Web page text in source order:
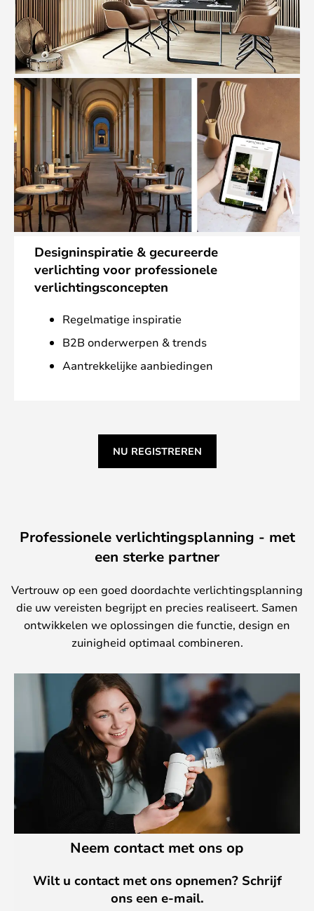
Designinspiratie & gecureerde
verlichting voor professionele
verlichtingsconcepten
Regelmatige inspiratie
B2B onderwerpen & trends
Aantrekkelijke aanbiedingen
NU REGISTREREN
Professionele verlichtingsplanning - met
een sterke partner
Vertrouw op een goed doordachte verlichtingsplanning
die uw vereisten begrijpt en precies realiseert. Samen
ontwikkelen we oplossingen die functie, design en
zuinigheid optimaal combineren.
Neem contact met ons op
Wilt u contact met ons opnemen? Schrijf
ons een e-mail.